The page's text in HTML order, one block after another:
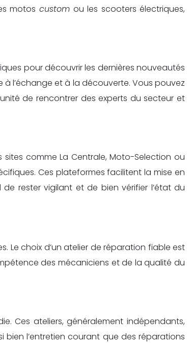
motos custom ou les scooters électriques,
pour découvrir les dernières nouveautés
l’échange et à la découverte. Vous pouvez
de rencontrer des experts du secteur et
comme La Centrale, Moto-Selection ou
Ces plateformes facilitent la mise en
rester vigilant et de bien vérifier l’état du
Le choix d’un atelier de réparation fiable est
des mécaniciens et de la qualité du
Ces ateliers, généralement indépendants,
l’entretien courant que des réparations